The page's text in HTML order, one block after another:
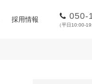
採用情報 050-
（平日10:00-